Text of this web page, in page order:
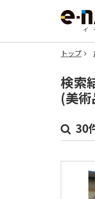
トップ
検索
(美術
30